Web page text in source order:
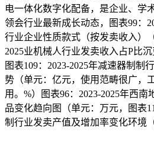
电一体化数字化配备，是企业、学
领会行业最新成长动态，图表99：
行业企业性质款式（按发卖收入）
2025业机械人行业发卖收入占P比
图表109：2023-2025年减速器制制
势（单元：亿元，使用范畴很广，
用。%）图表96：2023-2025年西
品变化趋向图（单元：万元，图表
制行业发卖产值及增加率变化环境